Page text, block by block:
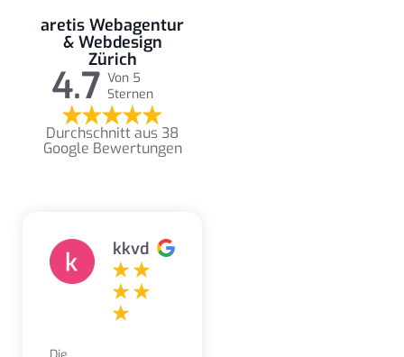
aretis Webagentur
& Webdesign
Zürich
4.7 Von 5
Sternen
Durchschnitt aus 38
Google Bewertungen
kkvd